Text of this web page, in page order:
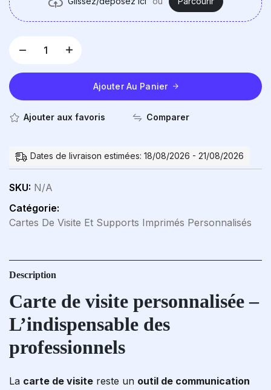
Ajouter Au Panier
Ajouter aux favoris Comparer
Dates de livraison estimées: 18/08/2026 - 21/08/2026
SKU: N/A
Catégorie:
Cartes De Visite Et Supports Imprimés Personnalisés
Description
Carte de visite personnalisée –
L’indispensable des
professionnels
La carte de visite reste un outil de communication